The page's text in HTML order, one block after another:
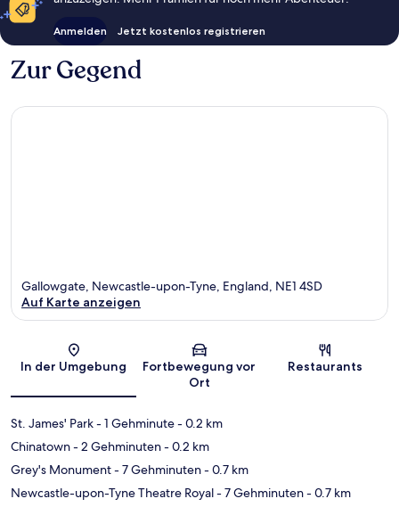
Anmelden Jetzt kostenlos registrieren
Zur Gegend
Karte
Gallowgate, Newcastle-upon-Tyne, England, NE1 4SD
Auf Karte anzeigen
In der Umgebung
Fortbewegung vor
Ort
Restaurants
St. James' Park- 1 Gehminute- 0.2 km
Chinatown- 2 Gehminuten- 0.2 km
Grey's Monument- 7 Gehminuten- 0.7 km
Newcastle-upon-Tyne Theatre Royal- 7 Gehminuten- 0.7 km